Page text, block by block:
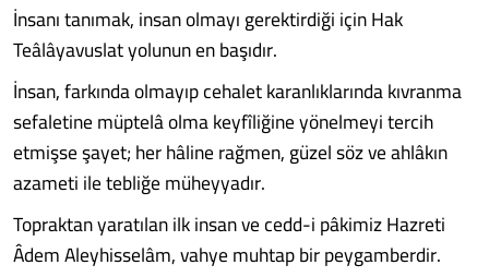
İnsanı tanımak, insan olmayı gerektirdiği için Hak
Teâlâyavuslat yolunun en başıdır.
İnsan, farkında olmayıp cehalet karanlıklarında kıvranma
sefaletine müptelâ olma keyfîliğine yönelmeyi tercih
etmişse şayet; her hâline rağmen, güzel söz ve ahlâkın
azameti ile tebliğe müheyyadır.
Topraktan yaratılan ilk insan ve cedd-i pâkimiz Hazreti
Âdem Aleyhisselâm, vahye muhtap bir peygamberdir.